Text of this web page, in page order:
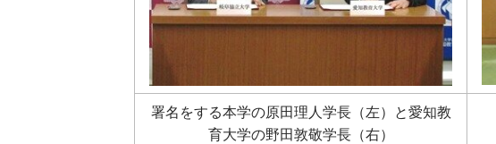
署名をする本学の原田理人学長（左）と愛知教
育大学の野田敦敬学長（右）